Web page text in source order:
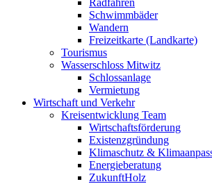
Radfahren
Schwimmbäder
Wandern
Freizeitkarte (Landkarte)
Tourismus
Wasserschloss Mitwitz
Schlossanlage
Vermietung
Wirtschaft und Verkehr
Kreisentwicklung Team
Wirtschaftsförderung
Existenzgründung
Klimaschutz &
Energieberatung
ZukunftHolz